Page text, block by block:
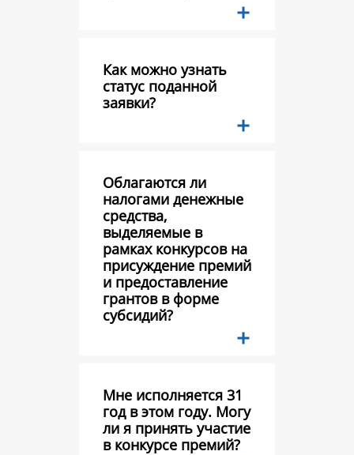
Как можно узнать
статус поданной
заявки?
Облагаются ли
налогами денежные
средства,
выделяемые в
рамках конкурсов на
присуждение премий
и предоставление
грантов в форме
субсидий?
Мне исполняется 31
год в этом году. Могу
ли я принять участие
в конкурсе премий?